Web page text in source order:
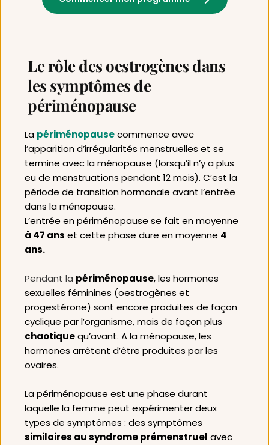
Le rôle des oestrogènes dans
les symptômes de
périménopause
La périménopause commence avec
l’apparition d’irrégularités menstruelles et se
termine avec la ménopause (lorsqu’il n’y a plus
eu de menstruations pendant 12 mois). C’est la
période de transition hormonale avant l’entrée
dans la ménopause.
à 47 ans et cette phase dure en moyenne 4
ans.
Pendant la périménopause, les hormones
sexuelles féminines (oestrogènes et
progestérone) sont encore produites de façon
chaotique qu’avant. A la ménopause, les
hormones arrêtent d’être produites par les
ovaires.
La périménopause est une phase durant
laquelle la femme peut expérimenter deux
similaires au syndrome prémenstruel avec